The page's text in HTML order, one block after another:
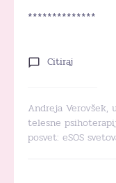
**************
Citiraj
Andreja Verovšek,
telesne
posvet: eSOS